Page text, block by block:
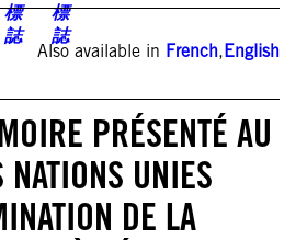
Also available in French,English
PRÉSENTÉ AU
NATIONS UNIES
DE LA